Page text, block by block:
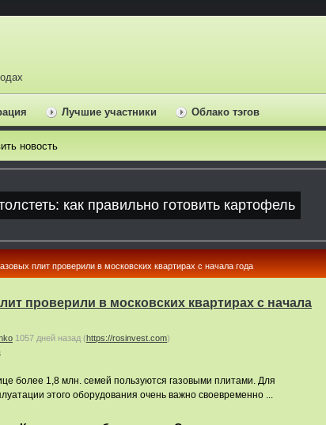
Лучшие участники Облако тэгов
новость
плит проверили в московских квартирах с начала года
проверили в московских квартирах с начала
1057 дней назад (https://rosinvest.com)
более 1,8 млн. семей пользуются газовыми плитами. Для
этого оборудования очень важно своевременно ...